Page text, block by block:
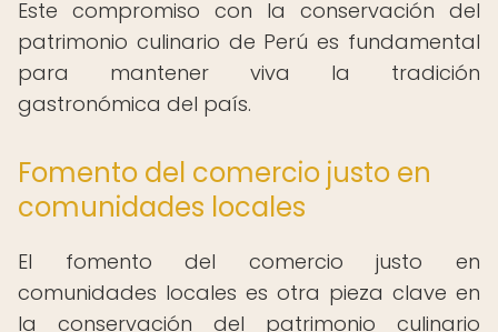
Este compromiso con la conservación del
patrimonio culinario de Perú es fundamental
para mantener viva la tradición
gastronómica del país.
Fomento del comercio justo en
comunidades locales
El fomento del comercio justo en
comunidades locales es otra pieza clave en
la conservación del patrimonio culinario